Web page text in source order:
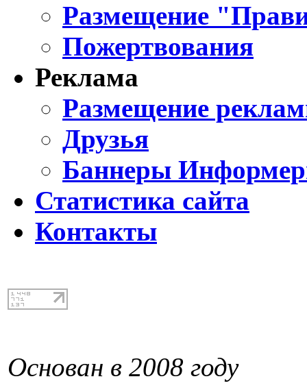
Размещение
Пожертвования
Реклама
Размещение
Друзья
Баннеры
Статистика сайта
Контакты
Основан в 2008 году